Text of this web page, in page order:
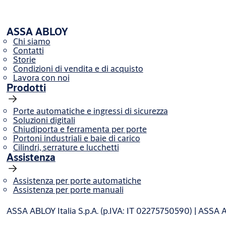
ASSA ABLOY
Chi siamo
Contatti
Storie
Condizioni di vendita e di acquisto
Lavora con noi
Prodotti
Porte automatiche e ingressi di sicurezza
Soluzioni digitali
Chiudiporta e ferramenta per porte
Portoni industriali e baie di carico
Cilindri, serrature e lucchetti
Assistenza
Assistenza per porte automatiche
Assistenza per porte manuali
ASSA ABLOY Italia S.p.A. (p.IVA: IT 02275750590) |